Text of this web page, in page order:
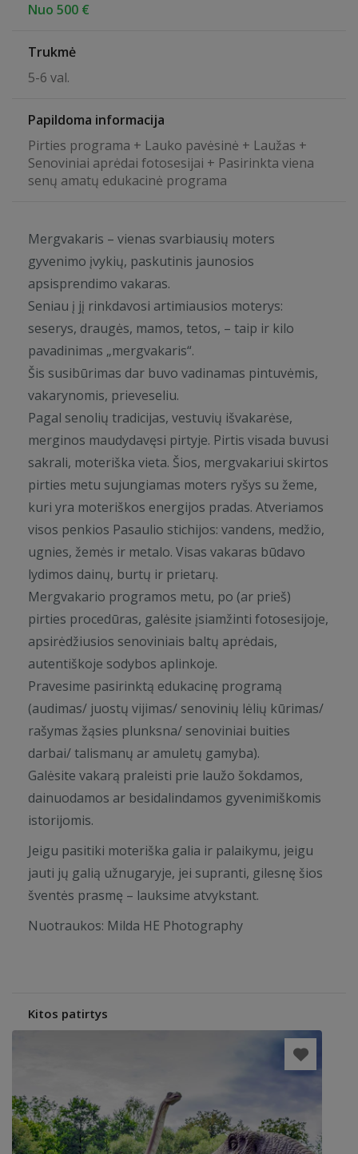
Nuo 500 €
Trukmė
5-6 val.
Papildoma informacija
Pirties programa + Lauko pavėsinė + Laužas +
Senoviniai aprėdai fotosesijai + Pasirinkta viena
senų amatų edukacinė programa
Mergvakaris – vienas svarbiausių moters
gyvenimo įvykių, paskutinis jaunosios
apsisprendimo vakaras.
Seniau į jį rinkdavosi artimiausios moterys:
seserys, draugės, mamos, tetos, – taip ir kilo
pavadinimas „mergvakaris“.
Šis susibūrimas dar buvo vadinamas pintuvėmis,
vakarynomis, prieveseliu.
Pagal senolių tradicijas, vestuvių išvakarėse,
merginos maudydavęsi pirtyje. Pirtis visada buvusi
sakrali, moteriška vieta. Šios, mergvakariui skirtos
pirties metu sujungiamas moters ryšys su žeme,
kuri yra moteriškos energijos pradas. Atveriamos
visos penkios Pasaulio stichijos: vandens, medžio,
ugnies, žemės ir metalo. Visas vakaras būdavo
lydimos dainų, burtų ir prietarų.
Mergvakario programos metu, po (ar prieš)
pirties procedūras, galėsite įsiamžinti fotosesijoje,
apsirėdžiusios senoviniais baltų aprėdais,
autentiškoje sodybos aplinkoje.
Pravesime pasirinktą edukacinę programą
(audimas/ juostų vijimas/ senovinių lėlių kūrimas/
rašymas žąsies plunksna/ senoviniai buities
darbai/ talismanų ar amuletų gamyba).
Galėsite vakarą praleisti prie laužo šokdamos,
dainuodamos ar besidalindamos gyvenimiškomis
istorijomis.
Jeigu pasitiki moteriška galia ir palaikymu, jeigu
jauti jų galią užnugaryje, jei supranti, gilesnę šios
šventės prasmę – lauksime atvykstant.
Nuotraukos: Milda HE Photography
Kitos patirtys